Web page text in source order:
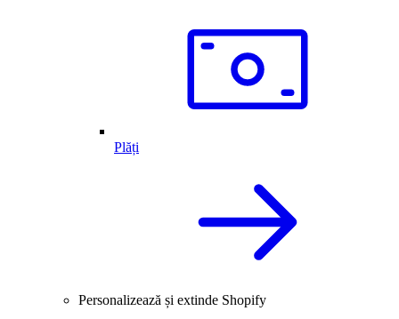
Plăți
Personalizează și extinde Shopify